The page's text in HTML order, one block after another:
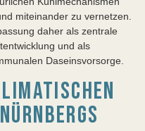
miteinander zu vernetzen.
daher als zentrale
und als
Daseinsvorsorge.